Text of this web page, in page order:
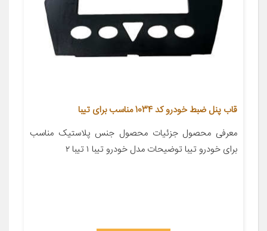
قاب پنل ضبط خودرو کد 1034 مناسب برای تیبا
معرفی محصول جزئیات محصول جنس پلاستیک مناسب
برای خودرو تیبا توضیحات مدل خودرو تیبا ۱ تیبا ۲